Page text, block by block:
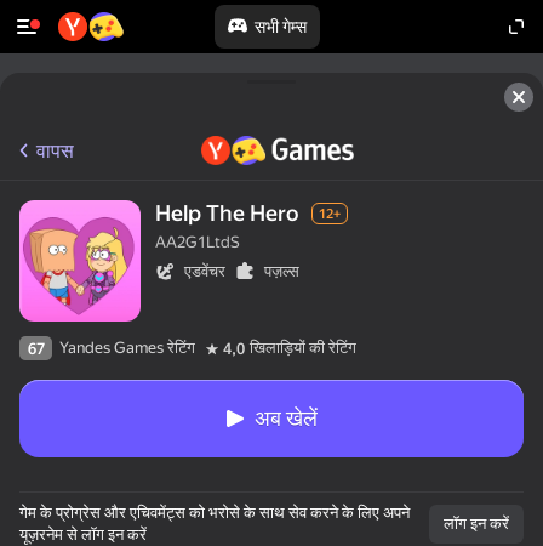
सभी गेम्स
वापस
Help The Hero 12+
AA2G1LtdS
एडवेंचर
पज़ल्स
67 Yandes Games रेटिंग 4,0 खिलाड़ियों की रेटिंग
अब खेलें
गेम के प्रोग्रेस और एचिवमेंट्स को भरोसे के साथ सेव करने के लिए अपने
यूज़रनेम से लॉग इन करें
लॉग इन करें